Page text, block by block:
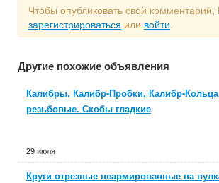
Чтобы опубликовать свой
зарегистрироваться или войти.
Другие похожие объявления
Калибры. Калибр-Пробки. Калибр-
резьбовые. Скобы гладкие
29 июля
Круги отрезные неармированные на